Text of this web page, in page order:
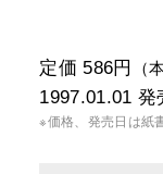
定価 586円 （
1997.01.01 発
※価格、発売日は紙